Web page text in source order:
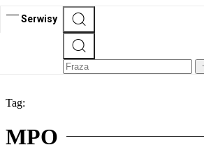
Serwisy
Tag:
MPO